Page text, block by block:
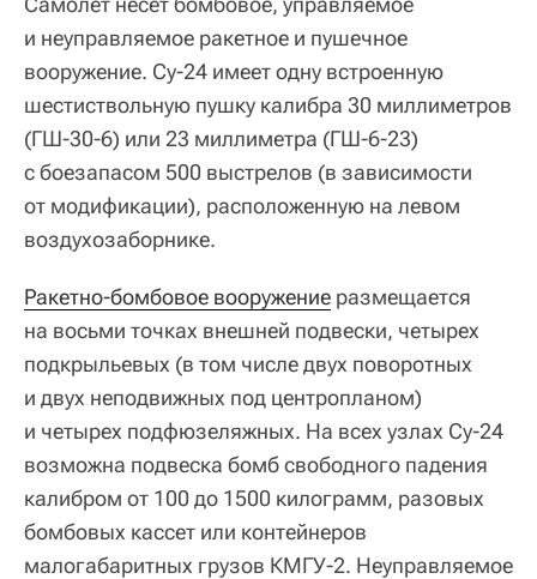
и неуправляемое ракетное и пушечное
вооружение. Су-24 имеет одну встроенную
шестиствольную пушку калибра 30 миллиметров
(ГШ-30-6) или 23 миллиметра (ГШ-6-23)
с боезапасом 500 выстрелов (в зависимости
от модификации), расположенную на левом
воздухозаборнике.
Ракетно-бомбовое вооружение размещается
на восьми точках внешней подвески, четырех
подкрыльевых (в том числе двух поворотных
и двух неподвижных под центропланом)
и четырех подфюзеляжных. На всех узлах Су-24
возможна подвеска бомб свободного падения
калибром от 100 до 1500 килограмм, разовых
бомбовых кассет или контейнеров
малогабаритных грузов КМГУ-2. Неуправляемое